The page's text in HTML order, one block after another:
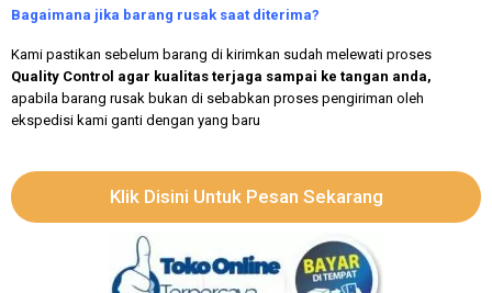
Bagaimana jika barang rusak saat diterima?
Kami pastikan sebelum barang di kirimkan sudah melewati proses
Quality Control agar kualitas terjaga sampai ke tangan anda,
apabila barang rusak bukan di sebabkan proses pengiriman oleh
ekspedisi kami ganti dengan yang baru
Klik Disini Untuk Pesan Sekarang